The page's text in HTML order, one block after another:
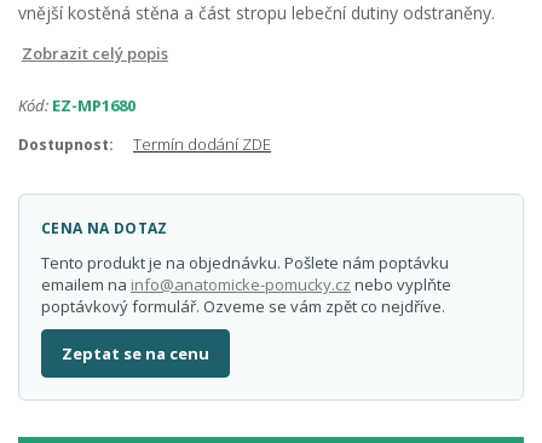
vnější kostěná stěna a část stropu lebeční dutiny odstraněny.
Zobrazit celý popis
Kód: EZ-MP1680
Dostupnost: Termín dodání ZDE
CENA NA DOTAZ
Tento produkt je na objednávku. Pošlete nám poptávku
emailem na info@anatomicke-pomucky.cz nebo vyplňte
poptávkový formulář. Ozveme se vám zpět co nejdříve.
Zeptat se na cenu